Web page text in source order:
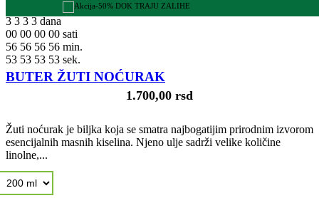
-50% DOK TRAJU ZALIHE
3 3 3 3 dana
00 00 00 00 sati
56 56 56 56 min.
52 52 52 52 sek.
BUTER ŽUTI NOĆURAK
1.700,00 rsd
Žuti noćurak je biljka koja se smatra najbogatijim prirodnim izvorom
esencijalnih masnih kiselina. Njeno ulje sadrži velike količine
linolne,...